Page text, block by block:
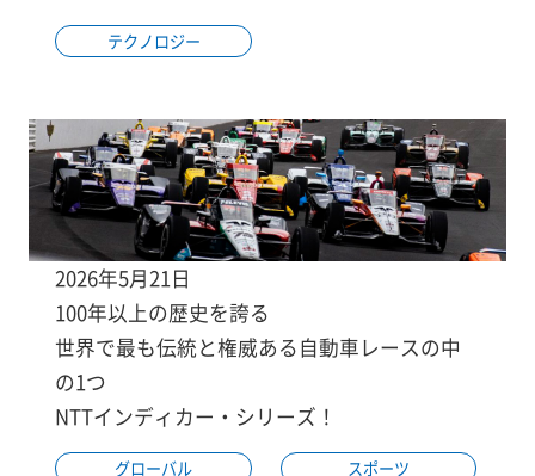
テクノロジー
2026年5月21日
100年以上の歴史を誇る
世界で最も伝統と権威ある自動車レースの中
の1つ
NTTインディカー・シリーズ！
グローバル スポーツ